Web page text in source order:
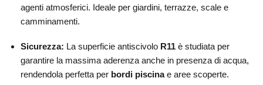
agenti atmosferici. Ideale per giardini, terrazze, scale e
camminamenti.
Sicurezza: La superficie antiscivoloR11è studiata per
garantire la massima aderenza anche in presenza di acqua,
rendendola perfetta per bordi piscinae aree scoperte.